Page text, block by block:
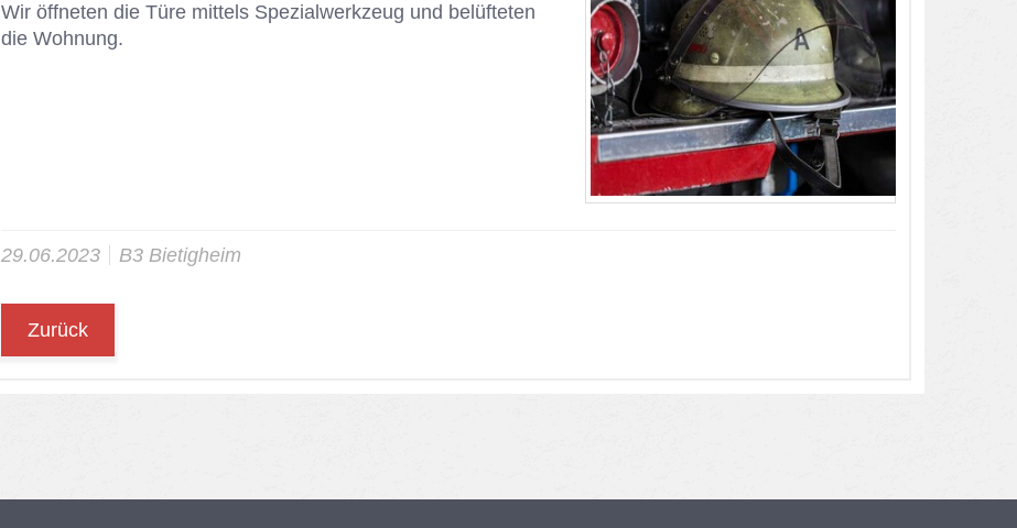
Wir öff­ne­ten die Türe mit­tels Spe­zi­al­werk­zeug und be­lüf­te­ten
die Woh­nung.
29.06.2023 B3 Bie­tig­heim
Zurück